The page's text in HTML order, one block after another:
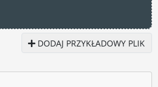
DODAJ PRZYKŁADOWY PLIK